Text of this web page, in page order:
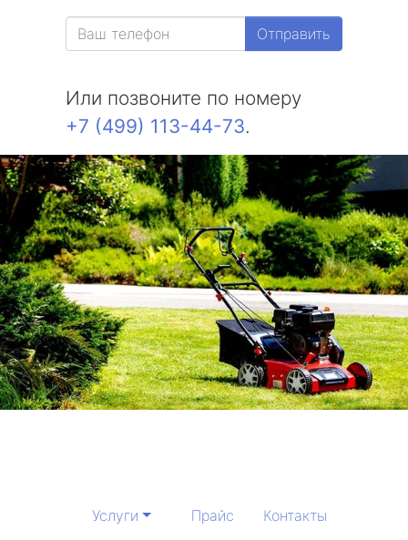
Отправить
Или позвоните по номеру
+7 (499) 113-44-73.
Услуги Прайс Контакты